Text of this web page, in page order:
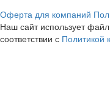
Оферта для компаний
Наш сайт использует
соответствии с Политикой